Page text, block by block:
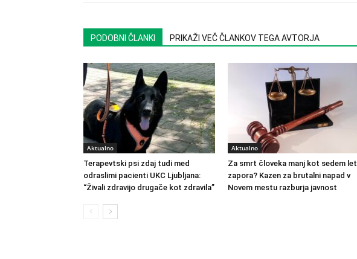
PODOBNI ČLANKI PRIKAŽI VEČ ČLANKOV TEGA AVTORJA
Aktualno
Terapevtski psi zdaj tudi med
odraslimi pacienti UKC Ljubljana:
“Živali zdravijo drugače kot zdravila”
Aktualno
Za smrt človeka manj kot sedem let
zapora? Kazen za brutalni napad v
Novem mestu razburja javnost